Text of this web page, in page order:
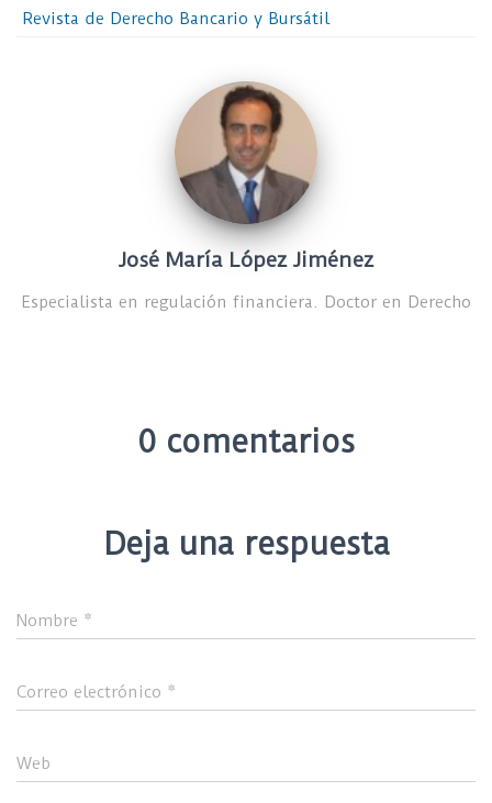
Revista de Derecho Bancario y Bursátil
José María López Jiménez
Especialista en regulación financiera. Doctor en Derecho
0 comentarios
Deja una respuesta
Nombre *
Correo electrónico *
Web